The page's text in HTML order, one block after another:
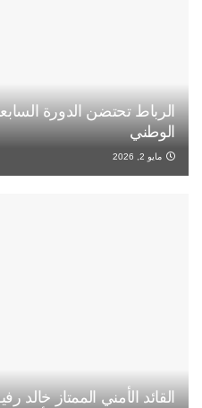
الرباط تحتضن الدورة
الوطني
مايو 2, 2026
القائد الأمني الممتاز خالد